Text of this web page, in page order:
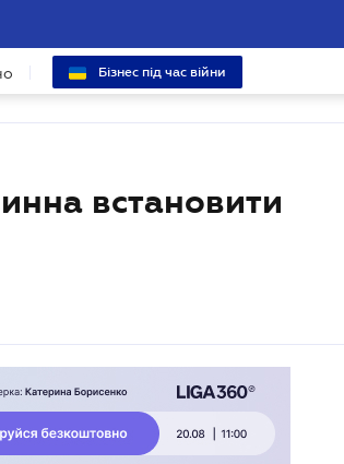
Бізнес під час війни
встановити